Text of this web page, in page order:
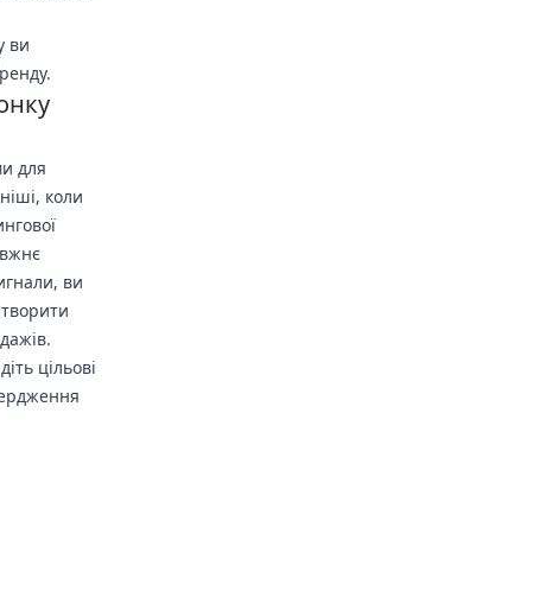
ви
для
коли
ви
цільові